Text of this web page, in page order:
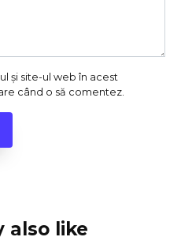
și site-ul web în acest
când o să comentez.
also like